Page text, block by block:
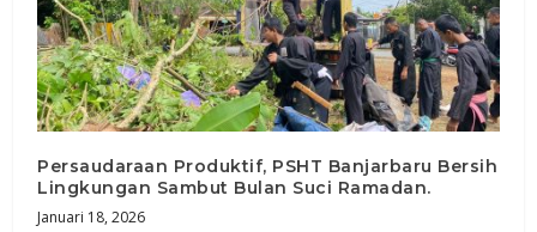
Persaudaraan Produktif, PSHT Banjarbaru Bersih
Lingkungan Sambut Bulan Suci Ramadan.
Januari 18, 2026